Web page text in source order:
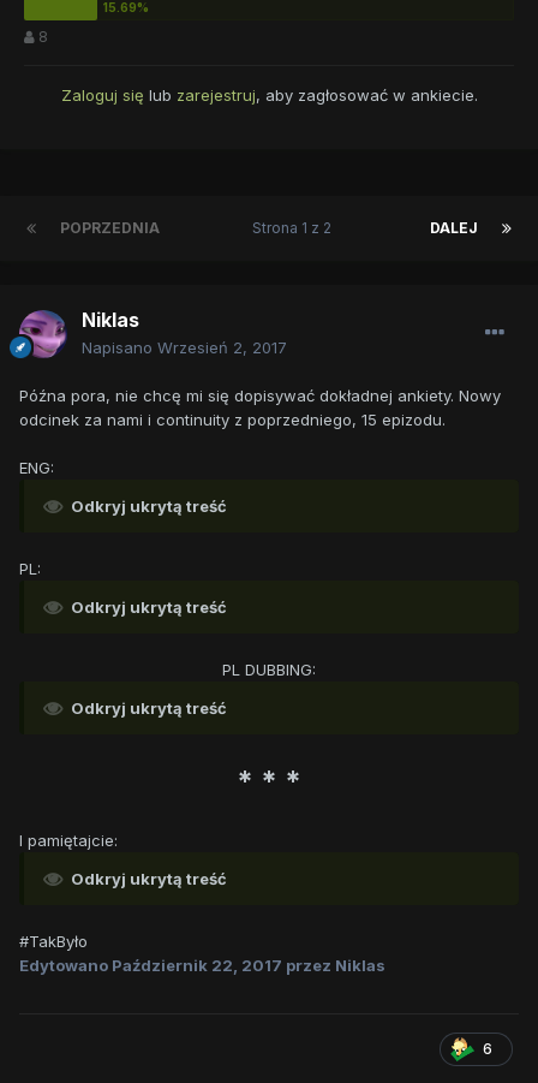
8
Zaloguj się lub zarejestruj, aby zagłosować w ankiecie.
POPRZEDNIA DALEJ
Strona 1 z 2
Niklas
Napisano Wrzesień 2, 2017
Późna pora, nie chcę mi się dopisywać dokładnej ankiety. Nowy
odcinek za nami i continuity z poprzedniego, 15 epizodu.
ENG:
Odkryj ukrytą treść
PL:
Odkryj ukrytą treść
PL DUBBING:
Odkryj ukrytą treść
* * *
I pamiętajcie:
Odkryj ukrytą treść
#TakByło
Edytowano Październik 22, 2017 przez Niklas
6